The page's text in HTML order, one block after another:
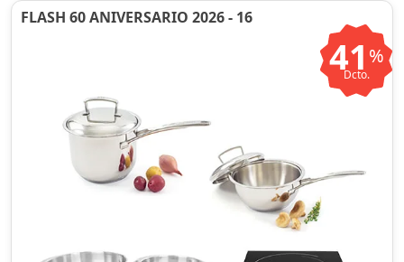
FLASH 60 ANIVERSARIO 2026 - 16
41 %
Dcto.